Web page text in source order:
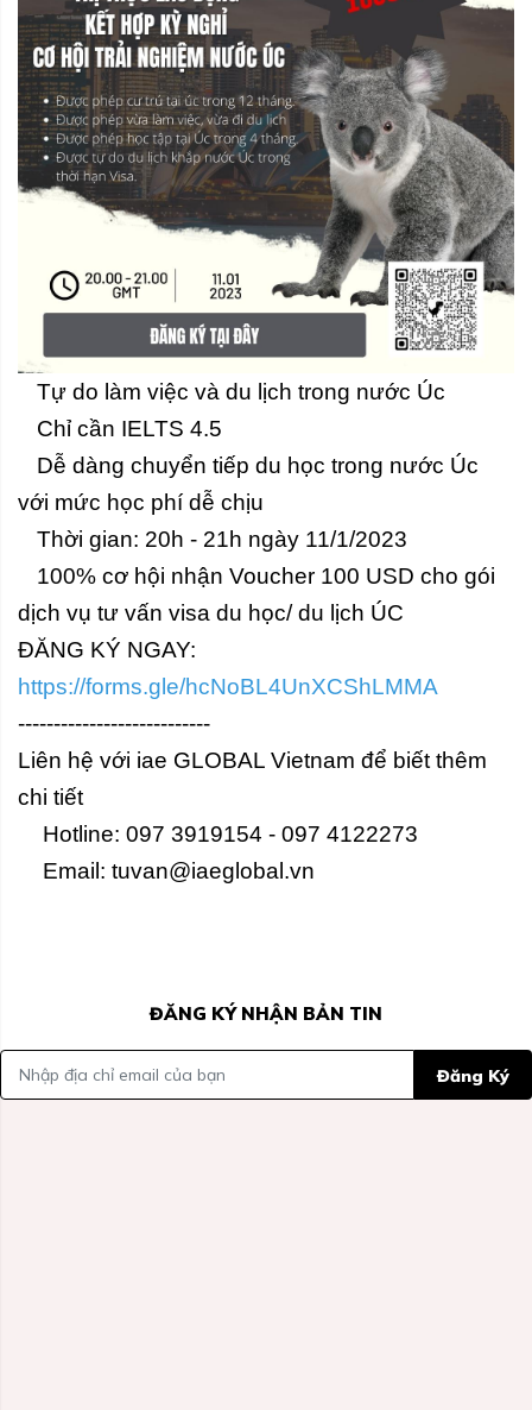
Tự do làm việc và du lịch trong nước Úc
Chỉ cần IELTS 4.5
Dễ dàng chuyển tiếp du học trong nước Úc
với mức học phí dễ chịu
Thời gian: 20h - 21h ngày 11/1/2023
100% cơ hội nhận Voucher 100 USD cho gói
dịch vụ tư vấn visa du học/ du lịch ÚC
ĐĂNG KÝ NGAY:
https://forms.gle/hcNoBL4UnXCShLMMA
---------------------------
Liên hệ với iae GLOBAL Vietnam để biết thêm
chi tiết
Hotline: 097 3919154 - 097 4122273
Email: tuvan@iaeglobal.vn
ĐĂNG KÝ NHẬN BẢN TIN
Đăng Ký